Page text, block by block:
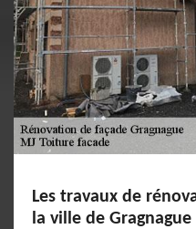
Les travaux de
la ville de